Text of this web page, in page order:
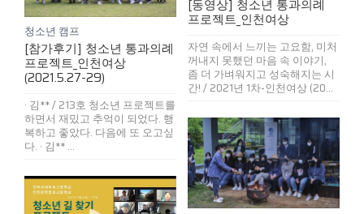
[동영상] 청소년 통과의례
프로젝트_인천여상
자연 속에서 느끼는 고요함, 미처
꺼내지 못했던 마음 속 이야기,
좀 더 가벼워지고 성숙해지는 시
간! / 2021년 1차-인천여상 (20...
청소년 캠프
[참가후기] 청소년 통과의례
프로젝트_인천여상
(2021.5.27-29)
· 김** / 213호 청소년 프로젝트를
하면서 재밌고 추억이 되었다. 행
복하고 좋았다. 다음에 또 오고싶
다. · 김** ...